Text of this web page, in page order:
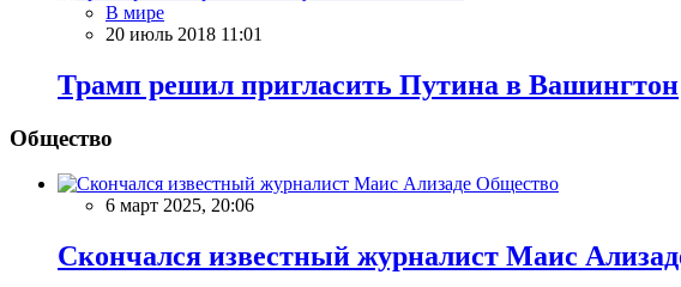
В мире
20 июль 2018 11:01
Трамп решил пригласить Путина в Вашингтон
Общество
Общество
6 март 2025, 20:06
Скончался известный журналист Маис